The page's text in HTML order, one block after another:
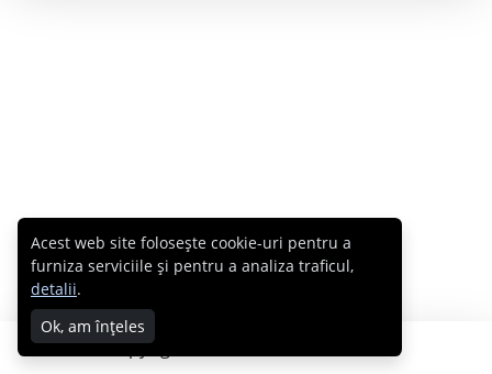
Copyright © 2007 - 2026 Cabral.ro
Acest web site folosește cookie-uri pentru a
furniza serviciile și pentru a analiza traficul,
detalii.
Ok, am înțeles